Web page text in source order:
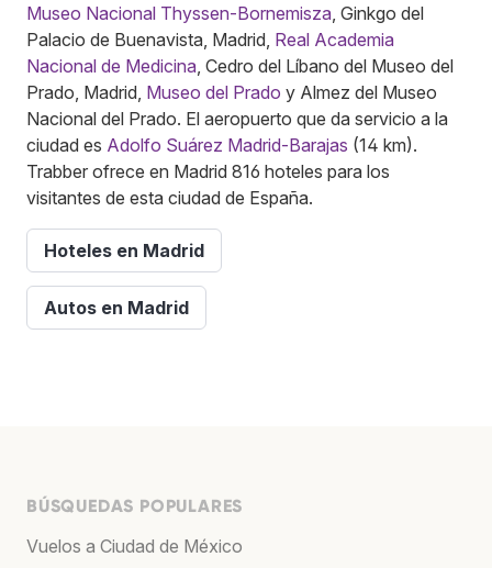
Museo Nacional Thyssen-Bornemisza , Ginkgo del
Palacio de Buenavista, Madrid, Real Academia
Nacional de Medicina , Cedro del Líbano del Museo del
Prado, Madrid, Museo del Prado y Almez del Museo
Nacional del Prado. El aeropuerto que da servicio a la
ciudad es Adolfo Suárez Madrid-Barajas (14 km).
Trabber ofrece en Madrid 816 hoteles para los
visitantes de esta ciudad de España.
Hoteles en Madrid
Autos en Madrid
BÚSQUEDAS POPULARES
Vuelos a Ciudad de México